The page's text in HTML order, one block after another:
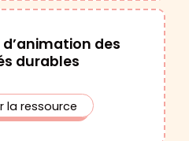
des
durables
la ressource